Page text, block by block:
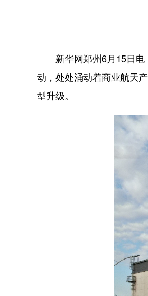
新华网郑州6月15日电
动，处处涌动着商业航天
型升级。